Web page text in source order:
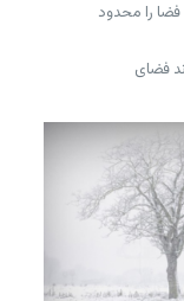
را محدود
فضای